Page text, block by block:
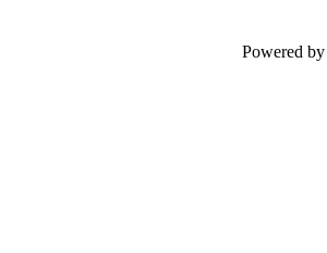
Powered by